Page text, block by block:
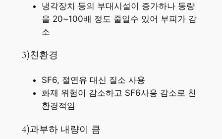
냉각장치 등의 부대시설이 증가하나 동량
을 20~100배 정도 줄일수 있어 부피가 감
소
3)친환경
SF6, 절연유 대신 질소 사용
화재 위험이 감소하고 SF6사용 감소로 친
환경적임
4)과부하 내량이 큼